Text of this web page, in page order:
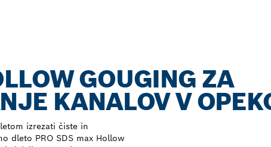
GOUGING ZA
KANALOV V
izrezati čiste in
dleto PRO SDS max Hollow